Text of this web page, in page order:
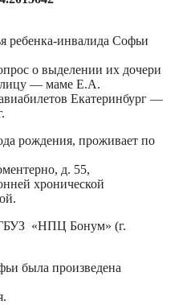
ребенка-инвалида Софьи
о выделении их дочери
— маме Е.А.
Екатеринбург —
рождения, проживает по
д. 55,
хронической
ГБУЗ «НПЦ Бонум» (г.
была произведена